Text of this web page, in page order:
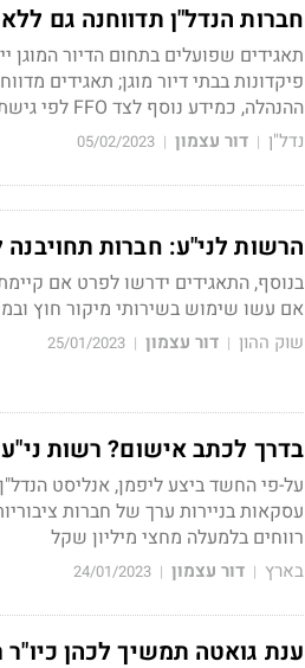
חברות הנדל"ן תדווחנה גם
תאגידים שפועלים בתחום הדיור
ההנהלה, כמידע נוסף לצד FFO לפי גישת הרשות
נדל"ן | דור עצמון |
05/02/2023
הרשות לני"ע: חברות תחויבנה
בנוסף, התאגידים ידרשו לפרט אם
אם עשו שימוש בשירותי מיקור חוץ
שוק ההון | דור עצמון |
25/01/2023
בדרך לכתב אישום? רשות
על-פי החשד ביצע ליפמן, אנליסט
עסקאות בניירות ערך של חברות
רווחים בלמעלה מחצי מיליון שקל
בארץ | דור עצמון |
24/01/2023
ענת גואטה תמשיך לכהן